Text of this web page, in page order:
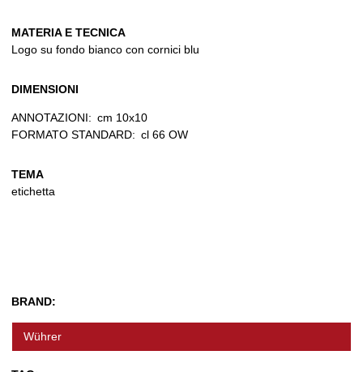
MATERIA E TECNICA
Logo su fondo bianco con cornici blu
DIMENSIONI
ANNOTAZIONI: cm 10x10
FORMATO STANDARD: cl 66 OW
TEMA
etichetta
BRAND:
Wührer